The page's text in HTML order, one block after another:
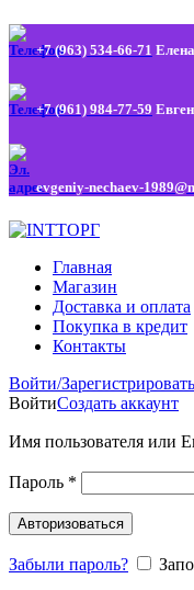
+7 (963) 534-66-71 Елена
+7 (961) 984-77-59
evgeniy-nechaev-
Главная
Магазин
Доставка и оплата
Покупка в кредит
Контакты
Войти/
ВойтиСоздать аккаунт
Имя пользователя или
Пароль *
Авторизоваться
Забыли пароль?